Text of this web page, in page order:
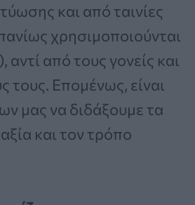
και από ταινίες
χρησιμοποιούνται
από τους γονείς και
τους. Επομένως, είναι
μας να διδάξουμε τα
και τον τρόπο